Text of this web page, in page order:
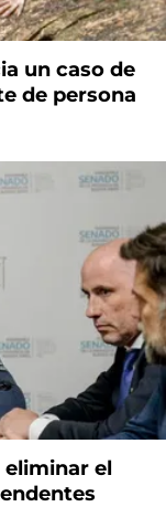
un caso de
de persona
el